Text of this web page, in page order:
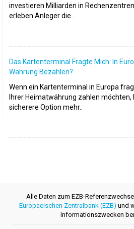
investieren Milliarden in
erleben Anleger die..
Das Kartenterminal Fragte Mich: In
Währung Bezahlen?
Wenn ein Kartenterminal in Europa
Ihrer Heimatwährung zahlen möchten,
sicherere Option mehr..
Alle Daten zum EZB-
Europaeischen Zentralbank (EZB) und
Informationszwecken